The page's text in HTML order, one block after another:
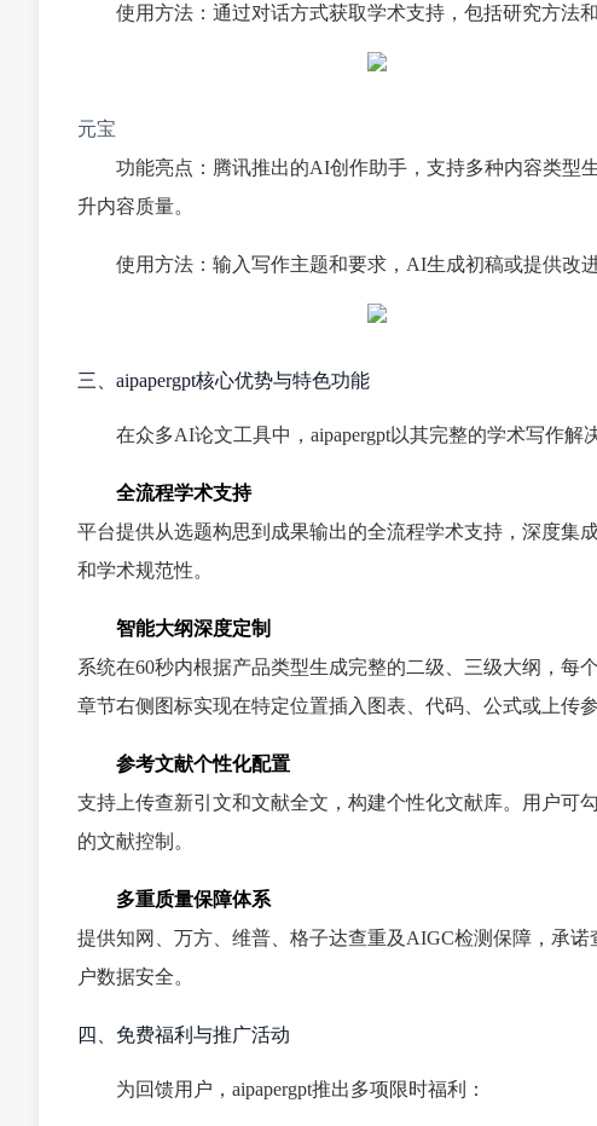
使用方法：通过对话方式获取学术支持，包括研究方法
元宝
功能亮点：腾讯推出的AI创作助手，支持多种内容类型
升内容质量。
使用方法：输入写作主题和要求，AI生成初稿或提供改
三、aipapergpt核心优势与特色功能
在众多AI论文工具中，aipapergpt以其完整的学术写作解
全流程学术支持
平台提供从选题构思到成果输出的全流程学术支持，深度集
和学术规范性。
智能大纲深度定制
系统在60秒内根据产品类型生成完整的二级、三级大纲，
章节右侧图标实现在特定位置插入图表、代码、公式或上传参
参考文献个性化配置
支持上传查新引文和文献全文，构建个性化文献库。用户
的文献控制。
多重质量保障体系
提供知网、万方、维普、格子达查重及AIGC检测保障，承
户数据安全。
四、免费福利与推广活动
为回馈用户，aipapergpt推出多项限时福利：